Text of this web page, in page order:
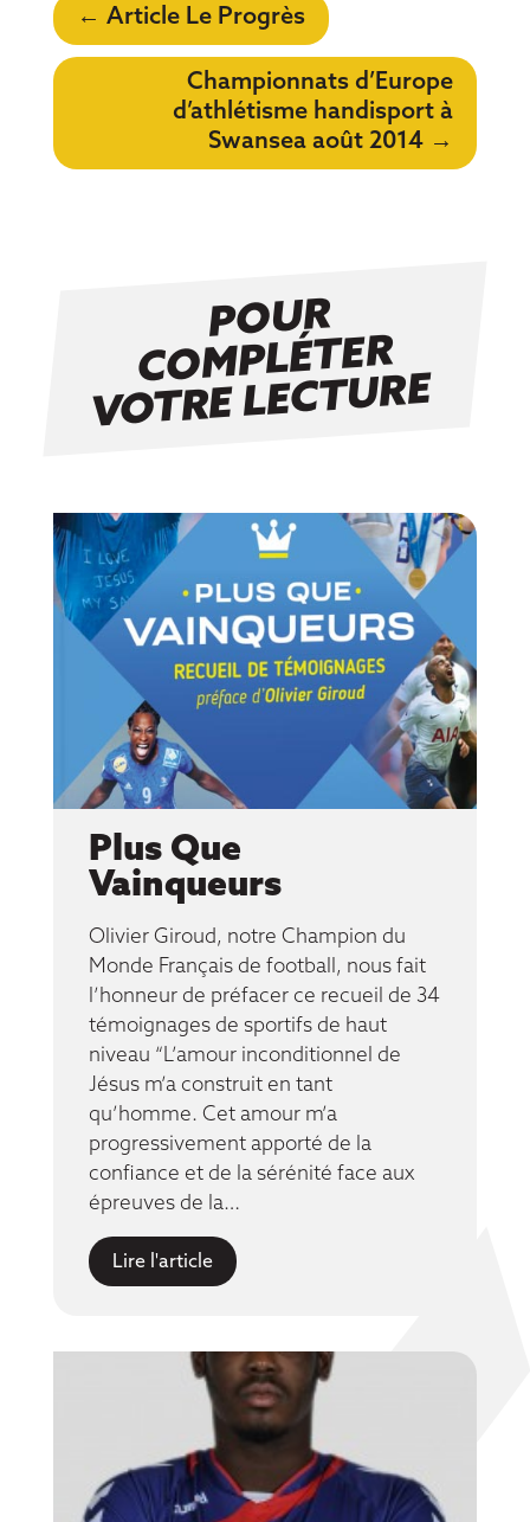
← Article Le Progrès
Championnats d’Europe
d’athlétisme handisport à
Swansea août 2014 →
P
OUR
C
O
MPLÉTER
VOTRE LECTURE
Plus Que
Vainqueurs
Olivier Giroud, notre Champion du
Monde Français de football, nous fait
l’honneur de préfacer ce recueil de 34
témoignages de sportifs de haut
niveau “L’amour inconditionnel de
Jésus m’a construit en tant
qu’homme. Cet amour m’a
progressivement apporté de la
confiance et de la sérénité face aux
épreuves de la…
Lire l'article